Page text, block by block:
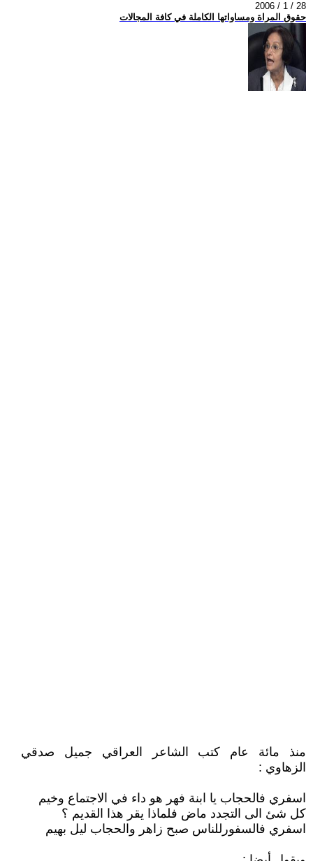
2006 / 1 / 28
حقوق المراة ومساواتها الكاملة في كافة المجالات
منذ مائة عام كتب الشاعر العراقي جميل صدقي
الزهاوي :
اسفري فالحجاب يا ابنة فهر هو داء في الاجتماع وخيم
كل شئ الى التجدد ماض فلماذا يقر هذا القديم ؟
اسفري فالسفورللناس صبح زاهر والحجاب ليل بهيم